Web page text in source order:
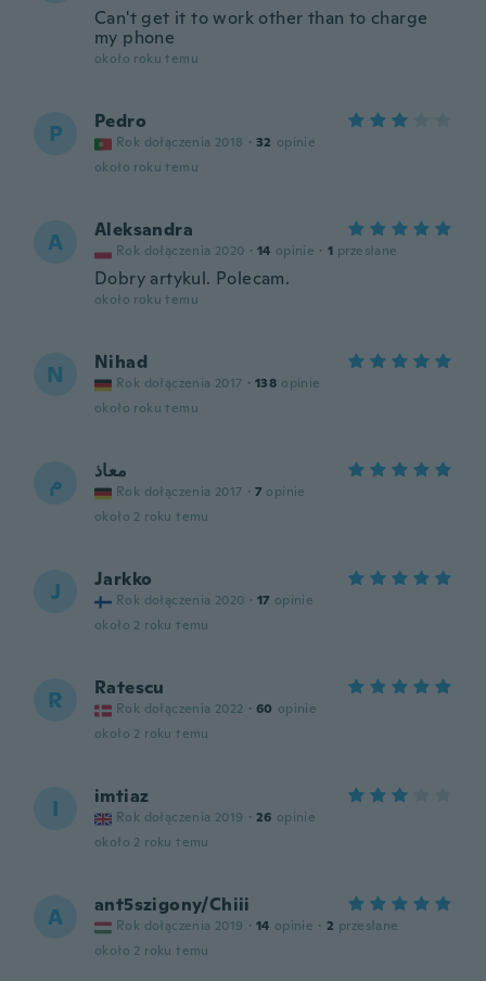
Can't get it to work other than to charge
my phone
około roku temu
P Pedro
Rok dołączenia 2018 · 32 opinie
około roku temu
A Aleksandra
Rok dołączenia 2020 · 14 opinie · 1 przesłane
Dobry artykul. Polecam.
około roku temu
N Nihad
Rok dołączenia 2017 · 138 opinie
około roku temu
م معاذ
Rok dołączenia 2017 · 7 opinie
około 2 roku temu
J Jarkko
Rok dołączenia 2020 · 17 opinie
około 2 roku temu
R Ratescu
Rok dołączenia 2022 · 60 opinie
około 2 roku temu
I imtiaz
Rok dołączenia 2019 · 26 opinie
około 2 roku temu
A ant5szigony/Chiii
Rok dołączenia 2019 · 14 opinie · 2 przesłane
około 2 roku temu